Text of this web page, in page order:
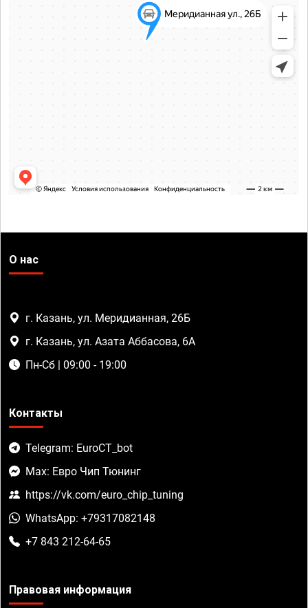
О нас
г. Казань, ул. Меридианная, 26Б
г. Казань, ул. Азата Аббасова, 6А
Пн-Сб | 09:00 - 19:00
Контакты
Telegram: EuroCT_bot
Max: Евро Чип Тюнинг
https://vk.com/euro_chip_tuning
WhatsApp: +79317082148
+7 843 212-64-65
Правовая информация